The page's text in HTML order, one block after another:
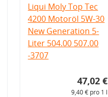
Liqui Moly Top Tec
4200 Motoröl 5W-30
New Generation 5-
Liter 504.00 507.00
-3707
47,02 €
9,40 € pro 1 l